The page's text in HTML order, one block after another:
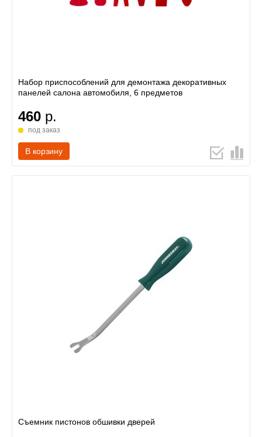
Набор приспособлений для демонтажа декоративных
панелей салона автомобиля, 6 предметов
460 р.
под заказ
В корзину
Съемник пистонов обшивки дверей